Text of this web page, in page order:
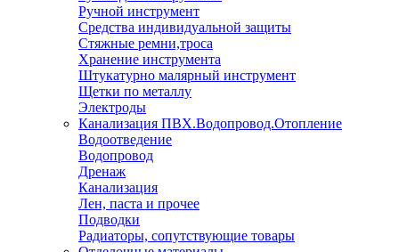
Ручной инструмент
Средства индивидуальной защиты
Стяжные ремни,троса
Хранение инструмента
Штукатурно малярный инструмент
Щетки по металлу
Электроды
Канализация ПВХ.Водопровод.Отопление
Водоотведение
Водопровод
Дренаж
Канализация
Лен, паста и прочее
Подводки
Радиаторы, сопутствующие товары